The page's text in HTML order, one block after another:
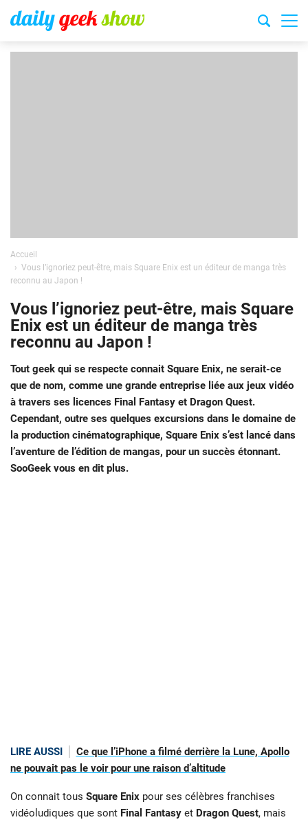
Accueil
Vous l’ignoriez peut-être, mais Square Enix est un éditeur de manga très
reconnu au Japon !
Vous l’ignoriez peut-être, mais Square
Enix est un éditeur de manga très
reconnu au Japon !
Tout geek qui se respecte connait Square Enix, ne serait-ce
que de nom, comme une grande entreprise liée aux jeux vidéo
à travers ses licences Final Fantasy et Dragon Quest.
Cependant, outre ses quelques excursions dans le domaine de
la production cinématographique, Square Enix s’est lancé dans
l’aventure de l’édition de mangas, pour un succès étonnant.
SooGeek vous en dit plus.
LIRE AUSSI
Ce que l’iPhone a filmé derrière la Lune, Apollo
ne pouvait pas le voir pour une raison d’altitude
On connait tous Square Enix pour ses célèbres franchises
vidéoludiques que sont Final Fantasy et Dragon Quest, mais